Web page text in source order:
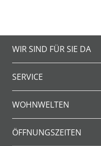
WIR SIND FÜR SIE DA
SERVICE
WOHNWELTEN
ÖFFNUNGSZEITEN